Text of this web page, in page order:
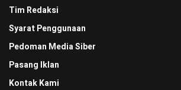
Tim Redaksi
Syarat Penggunaan
Pedoman Media Siber
Pasang Iklan
Kontak Kami